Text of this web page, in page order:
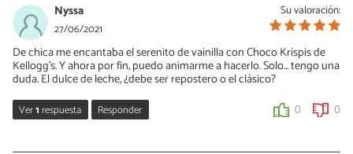
Su valoración:
Nyssa
27/06/2021
De chica me encantaba el serenito de vainilla con Choco Krispis de
Kellogg's. Y ahora por fin, puedo animarme a hacerlo. Solo... tengo una
duda. El dulce de leche, ¿debe ser repostero o el clásico?
Ver1respuesta Responder 0 0